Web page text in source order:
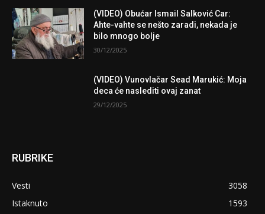
(VIDEO) Obućar Ismail Salković Car:
Ahte-vahte se nešto zaradi, nekada je
bilo mnogo bolje
30/12/2025
(VIDEO) Vunovlačar Sead Marukić: Moja
deca će naslediti ovaj zanat
29/12/2025
RUBRIKE
Vesti
3058
Istaknuto
1593